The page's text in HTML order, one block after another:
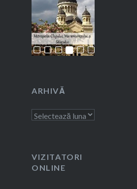
ARHIVĂ
Arhivă
VIZITATORI
ONLINE